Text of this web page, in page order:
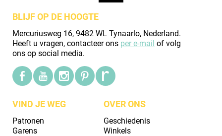
BLIJF OP DE HOOGTE
Mercuriusweg 16, 9482 WL Tynaarlo, Nederland.
Heeft u vragen, contacteer ons per e-mail of volg
ons op social media.
VIND JE WEG
Patronen
Garens
OVER ONS
Geschiedenis
Winkels